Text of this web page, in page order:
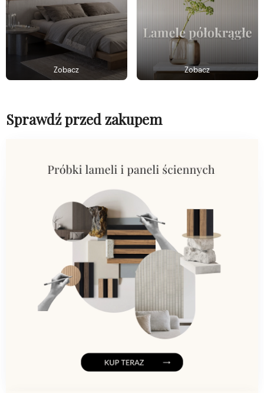
Zobacz Zobacz
Sprawdź przed zakupem